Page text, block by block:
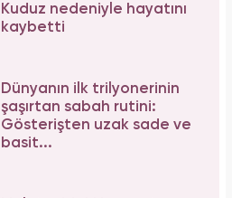
Kuduz nedeniyle hayatını
kaybetti
Dünyanın ilk trilyonerinin
şaşırtan sabah rutini:
Gösterişten uzak sade ve
basit...